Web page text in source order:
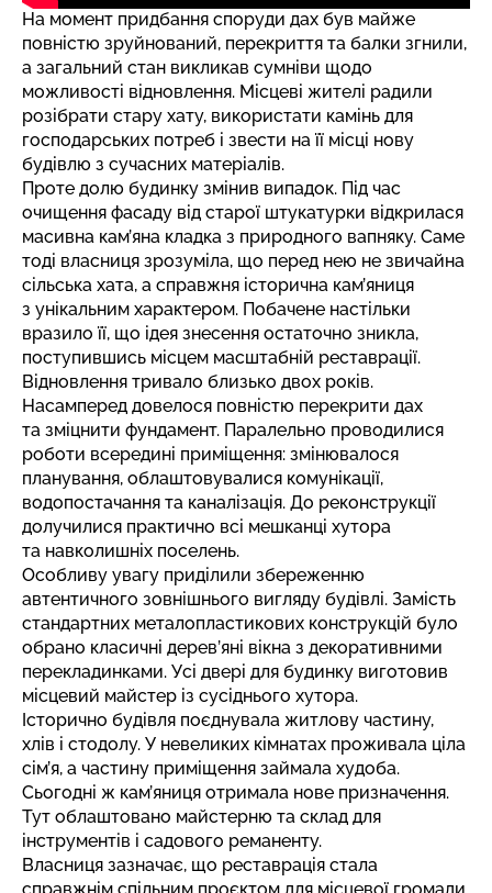
На момент придбання споруди дах був майже
повністю зруйнований, перекриття та балки згнили,
а загальний стан викликав сумніви щодо
можливості відновлення. Місцеві жителі радили
розібрати стару хату, використати камінь для
господарських потреб і звести на її місці нову
будівлю з сучасних матеріалів.
Проте долю будинку змінив випадок. Під час
очищення фасаду від старої штукатурки відкрилася
масивна кам’яна кладка з природного вапняку. Саме
тоді власниця зрозуміла, що перед нею не звичайна
сільська хата, а справжня історична кам’яниця
з унікальним характером. Побачене настільки
вразило її, що ідея знесення остаточно зникла,
поступившись місцем масштабній реставрації.
Відновлення тривало близько двох років.
Насамперед довелося повністю перекрити дах
та зміцнити фундамент. Паралельно проводилися
роботи всередині приміщення: змінювалося
планування, облаштовувалися комунікації,
водопостачання та каналізація. До реконструкції
долучилися практично всі мешканці хутора
та навколишніх поселень.
Особливу увагу приділили збереженню
автентичного зовнішнього вигляду будівлі. Замість
стандартних металопластикових конструкцій було
обрано класичні дерев’яні вікна з декоративними
перекладинками. Усі двері для будинку виготовив
місцевий майстер із сусіднього хутора.
Історично будівля поєднувала житлову частину,
хлів і стодолу. У невеликих кімнатах проживала ціла
сім’я, а частину приміщення займала худоба.
Сьогодні ж кам’яниця отримала нове призначення.
Тут облаштовано майстерню та склад для
інструментів і садового реманенту.
Власниця зазначає, що реставрація стала